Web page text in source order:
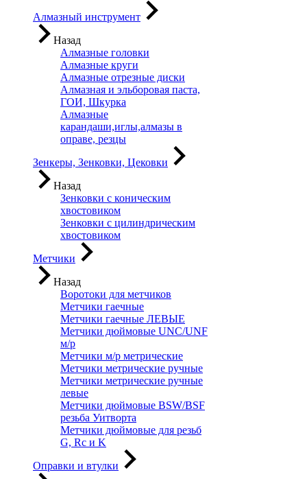
Алмазный инструмент
Назад
Алмазные головки
Алмазные круги
Алмазные отрезные диски
Алмазная и эльборовая паста,
ГОИ, Шкурка
Алмазные
карандаши,иглы,алмазы в
оправе, резцы
Зенкеры, Зенковки, Цековки
Назад
Зенковки с коническим
хвостовиком
Зенковки с цилиндрическим
хвостовиком
Метчики
Назад
Воротоки для метчиков
Метчики гаечные
Метчики гаечные ЛЕВЫЕ
Метчики дюймовые UNC/UNF
м/р
Метчики м/р метрические
Метчики метрические ручные
Метчики метрические ручные
левые
Метчики дюймовые BSW/BSF
резьба Уитворта
Метчики дюймовые для резьб
G, Rc и K
Оправки и втулки